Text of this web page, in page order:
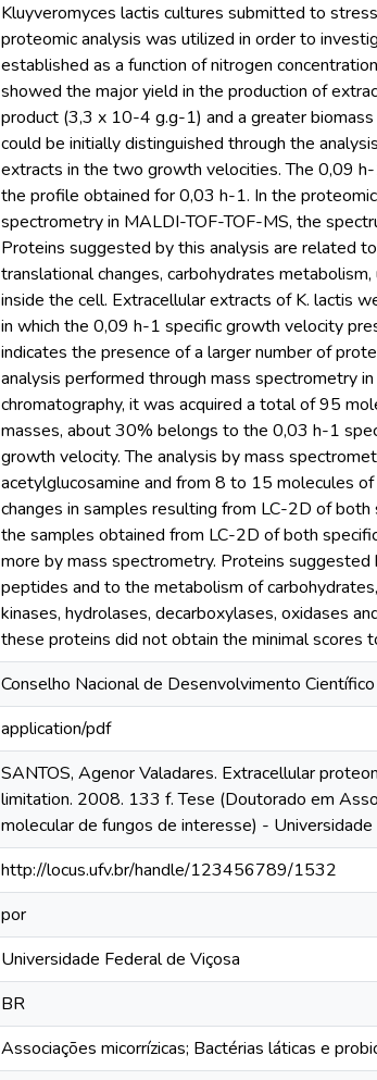
Kluyveromyces lactis cultures submitted to
proteomic analysis was utilized in order to
established as a function of nitrogen
showed the major yield in the production of
product (3,3 x 10-4 g.g-1) and a greater
could be initially distinguished through the
extracts in the two growth velocities. The 0,09
the profile obtained for 0,03 h-1. In the
spectrometry in MALDI-TOF-TOF-MS, the
Proteins suggested by this analysis are related
translational changes, carbohydrates
inside the cell. Extracellular extracts of K. lactis
in which the 0,09 h-1 specific growth velocity
indicates the presence of a larger number of
analysis performed through mass spectrometry
chromatography, it was acquired a total of 95
masses, about 30% belongs to the 0,03 h-1
growth velocity. The analysis by mass
acetylglucosamine and from 8 to 15 molecules
changes in samples resulting from LC-2D of
the samples obtained from LC-2D of both
more by mass spectrometry. Proteins
peptides and to the metabolism of
kinases, hydrolases, decarboxylases, oxidases
these proteins did not obtain the minimal scores
Conselho Nacional de Desenvolvimento
application/pdf
SANTOS, Agenor Valadares. Extracellular
limitation. 2008. 133 f. Tese (Doutorado em
molecular de fungos de interesse) -
http://locus.ufv.br/handle/123456789/1532
por
Universidade Federal de Viçosa
BR
Associações micorrízicas; Bactérias láticas e